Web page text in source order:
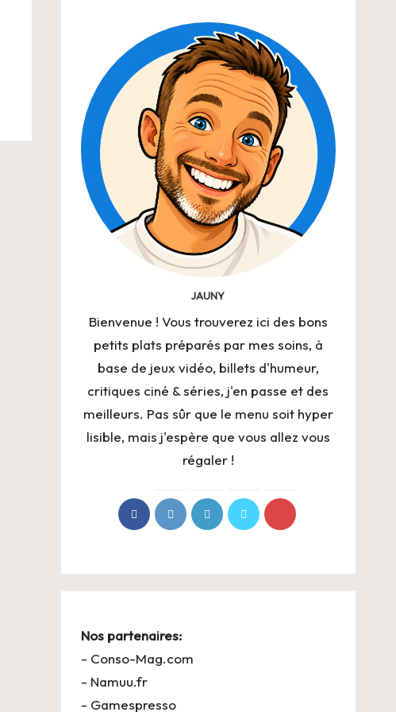
JAUNY
Bienvenue ! Vous trouverez ici des bons
petits plats préparés par mes soins, à
base de jeux vidéo, billets d'humeur,
critiques ciné & séries, j'en passe et des
meilleurs. Pas sûr que le menu soit hyper
lisible, mais j'espère que vous allez vous
régaler !
Nos partenaires:
- Conso-Mag.com
- Namuu.fr
- Gamespresso